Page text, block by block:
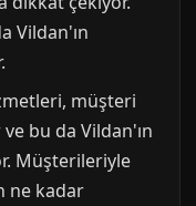
Vildan'ın
müşteri
bu da Vildan'ın
Müşterileriyle
ne kadar